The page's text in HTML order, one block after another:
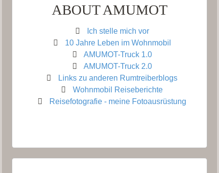
ABOUT AMUMOT
Ich stelle mich vor
10 Jahre Leben im Wohnmobil
AMUMOT-Truck 1.0
AMUMOT-Truck 2.0
Links zu anderen Rumtreiberblogs
Wohnmobil Reiseberichte
Reisefotografie - meine Fotoausrüstung